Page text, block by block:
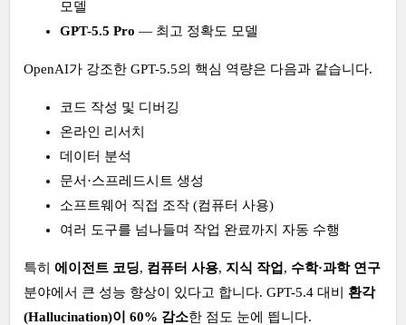
모델
GPT-5.5 Pro — 최고 정확도 모델
OpenAI가 강조한 GPT-5.5의 핵심 역량은 다음과 같습니다.
코드 작성 및 디버깅
온라인 리서치
데이터 분석
문서·스프레드시트 생성
소프트웨어 직접 조작 (컴퓨터 사용)
여러 도구를 넘나들며 작업 완료까지 자동 수행
특히 에이전트 코딩, 컴퓨터 사용, 지식 작업 , 수학·과학 연구
분야에서 큰 성능 향상이 있다고 합니다. GPT-5.4 대비 환각
(Hallucination)이 60% 감소한 점도 눈에 띕니다.